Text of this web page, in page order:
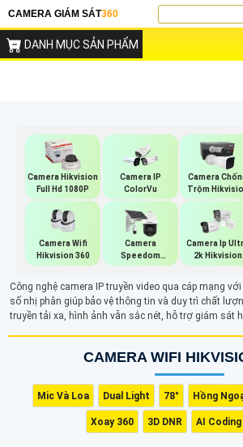
CAMERA GIÁM SÁT360
DANH MỤC SẢN PHẨM
Camera Hikvision
Full Hd 1080P
Camera IP
ColorVu
Camera
Trộm
Camera Wifi
Hikvision 360
Camera
Speedom
Hikvision
Camera Ip
2k Hikvision
Công nghệ camera IP truyền video qua cáp mạng
số nhị phân giúp bảo vệ thông tin và duy trì chất
truyền tải xa, hình ảnh vẫn sắc nét, hỗ trợ giám sát
CAMERA WIFI
Mic Và Loa Dual Light 78° Hồng
Xoay 360 3D DNR AI Coding